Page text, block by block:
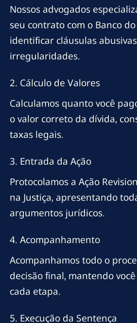
Nossos advogados
seu contrato com o Banco
identificar cláusulas
irregularidades.
2. Cálculo de Valores
Calculamos quanto você
o valor correto da dívida,
taxas legais.
3. Entrada da Ação
Protocolamos a Ação
na Justiça, apresentando
argumentos jurídicos.
4. Acompanhamento
Acompanhamos todo o
decisão final, mantendo
cada etapa.
5. Execução da Sentença